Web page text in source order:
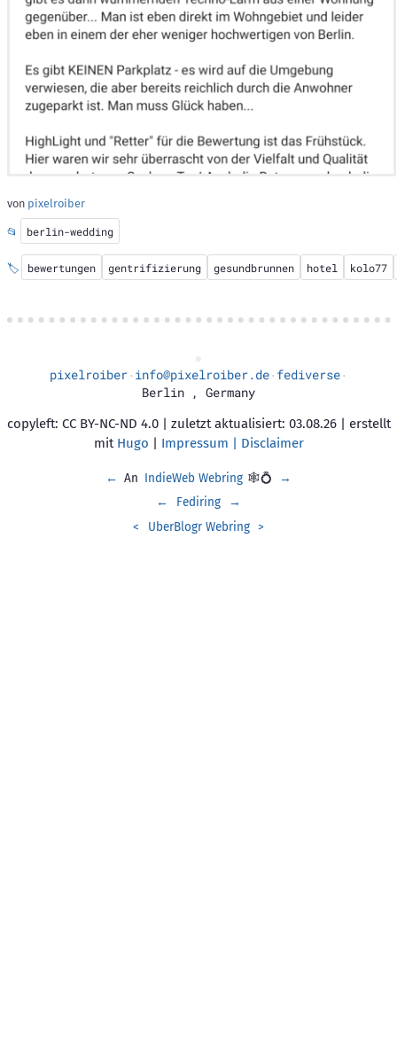
von pixelroiber
📂 berlin-wedding
🏷️ bewertungen gentrifizierung gesundbrunnen hotel kolo77
pixelroiber· info@pixelroiber.de· fediverse·
Berlin , Germany
copyleft: CC BY-NC-ND 4.0 | zuletzt aktualisiert: 03.08.26 | erstellt
mit Hugo | Impressum | Disclaimer
← An IndieWeb Webring 🕸💍
→
←
Fediring
→
<
UberBlogr Webring >